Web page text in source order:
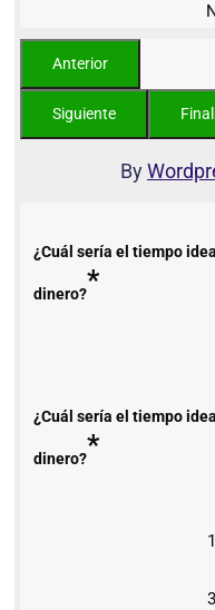
By
¿Cuál sería el tiempo
dinero?*
¿Cuál sería el tiempo
dinero?*